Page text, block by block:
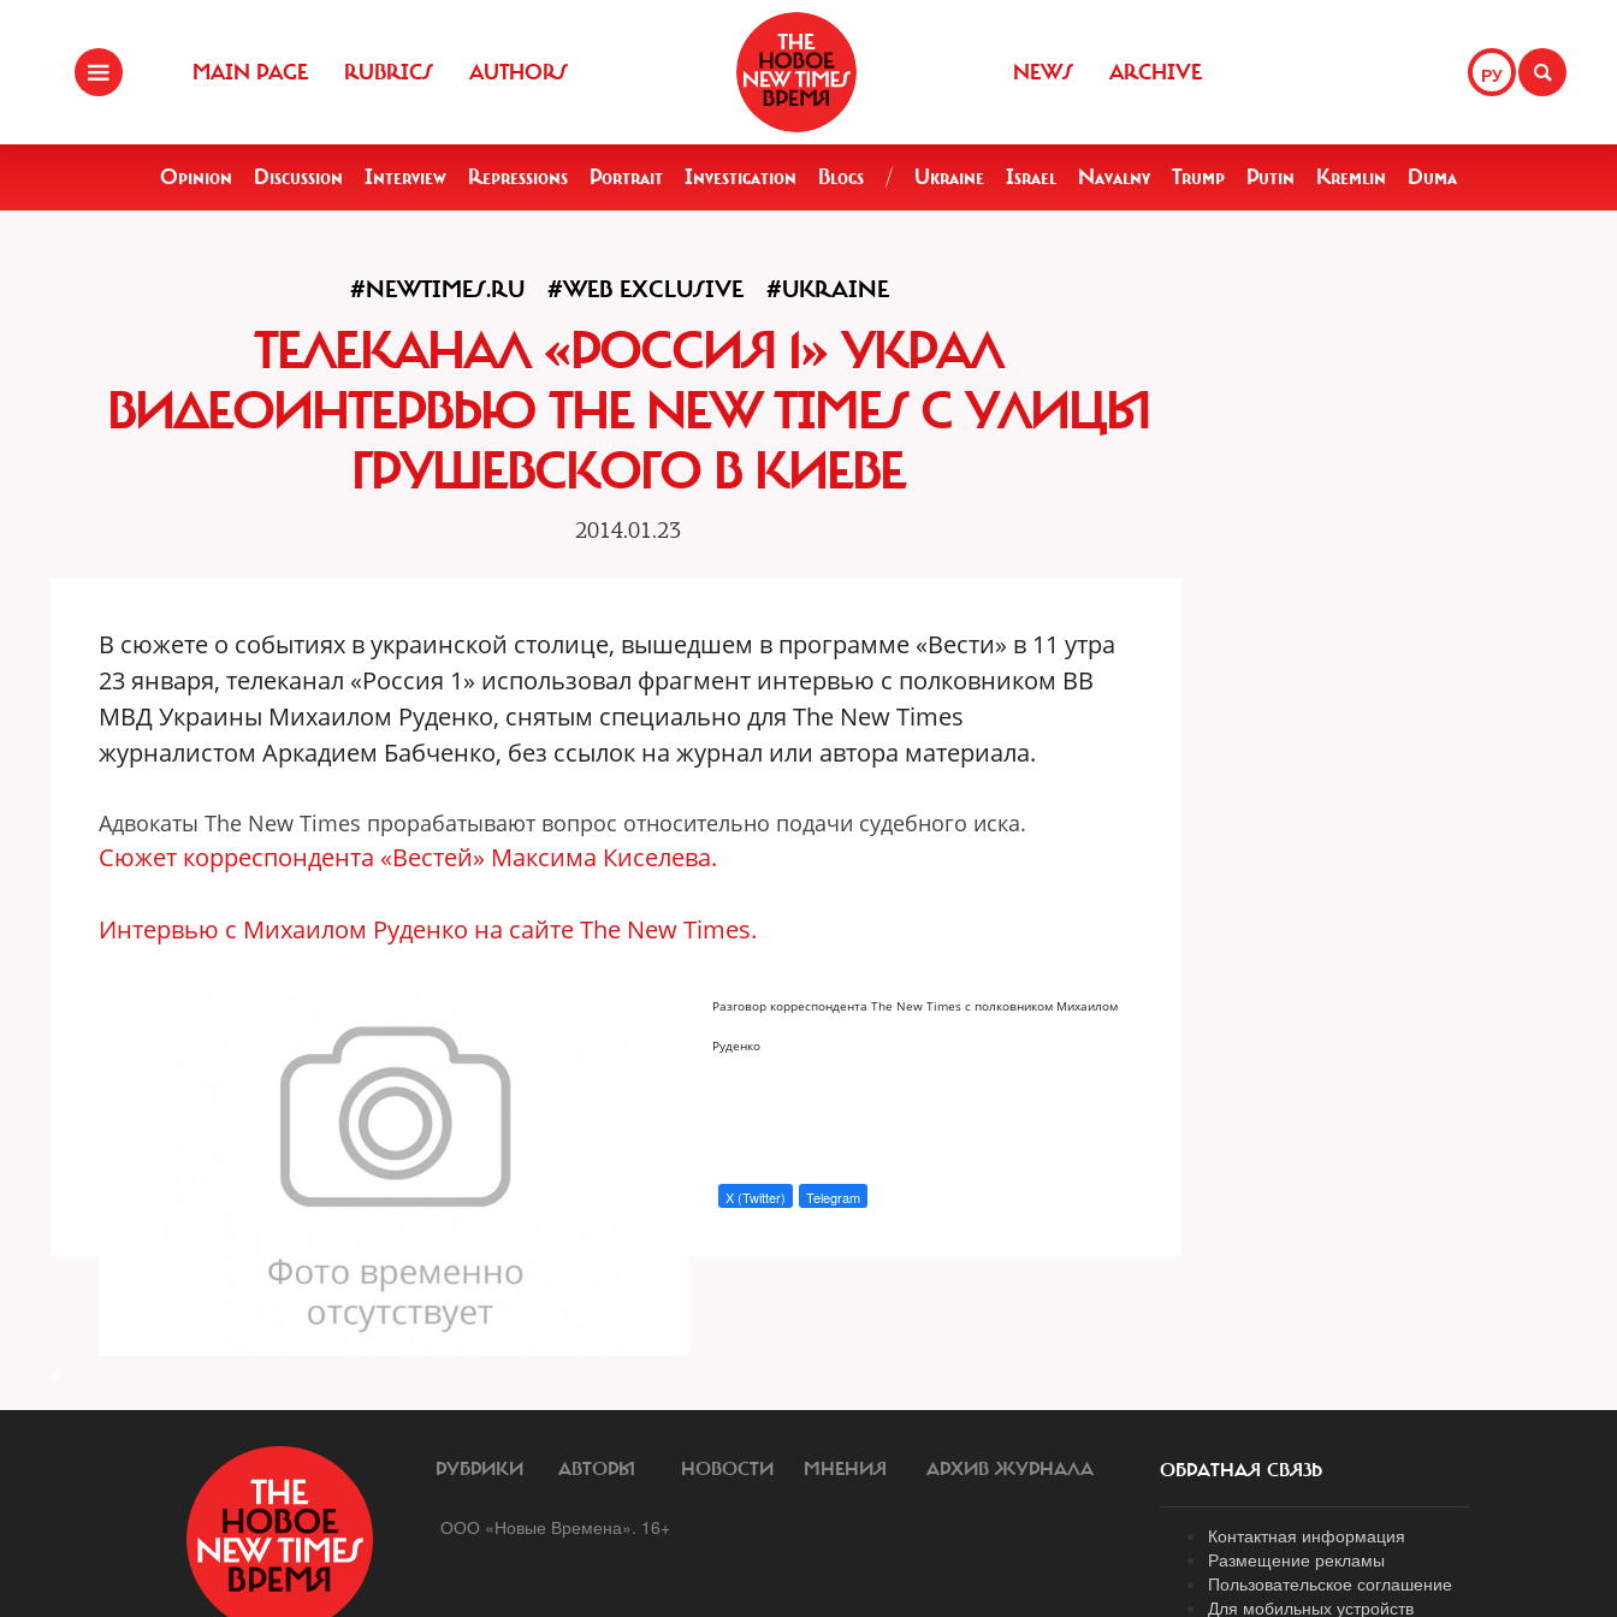
MAIN PAGE RUBRICS AUTHORS РУ
NEWS ARCHIVE
Opinion Discussion Interview Repressions Portrait Investigation Blogs / Ukraine Israel Navalny Trump Putin Kremlin Duma
#NEWTIMES.RU #WEB EXCLUSIVE #UKRAINE
ТЕЛЕКАНАЛ «РОССИЯ 1» УКРАЛ
ВИДЕОИНТЕРВЬЮ THE NEW TIMES С УЛИЦЫ
ГРУШЕВСКОГО В КИЕВЕ
2014.01.23
В сюжете о событиях в украинской столице, вышедшем в программе «Вести» в 11 утра
23 января, телеканал «Россия 1» использовал фрагмент интервью с полковником ВВ
МВД Украины Михаилом Руденко, снятым специально для The New Times
журналистом Аркадием Бабченко, без ссылок на журнал или автора материала.
Адвокаты The New Times прорабатывают вопрос относительно подачи судебного иска.
Сюжет корреспондента «Вестей» Максима Киселева.
Интервью с Михаилом Руденко на сайте The New Times.
Разговор корреспондента The New Times с полковником Михаилом
Руденко
X (Twitter) Telegram
РУБРИКИ АВТОРЫ НОВОСТИ МНЕНИЯ АРХИВ ЖУРНАЛА
ООО «Новые Времена». 16+
ОБРАТНАЯ СВЯЗЬ
Контактная информация
Размещение рекламы
Пользовательское соглашение
Для мобильных устройств